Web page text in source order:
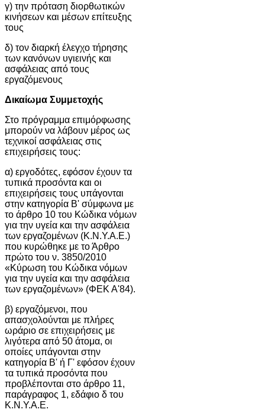
γ) την πρόταση διορθωτικών
κινήσεων και μέσων επίτευξης
τους
δ) τον διαρκή έλεγχο τήρησης
των κανόνων υγιεινής και
ασφάλειας από τους
εργαζόμενους
Δικαίωμα Συμμετοχής
Στο πρόγραμμα επιμόρφωσης
μπορούν να λάβουν μέρος ως
τεχνικοί ασφάλειας στις
επιχειρήσεις τους:
α) εργοδότες, εφόσον έχουν τα
τυπικά προσόντα και οι
επιχειρήσεις τους υπάγονται
στην κατηγορία Β' σύμφωνα με
το άρθρο 10 του Κώδικα νόμων
για την υγεία και την ασφάλεια
των εργαζομένων (Κ.Ν.Υ.Α.Ε.)
που κυρώθηκε με το Άρθρο
πρώτο του ν. 3850/2010
«Κύρωση του Κώδικα νόμων
για την υγεία και την ασφάλεια
των εργαζομένων» (ΦΕΚ Α'84).
β) εργαζόμενοι, που
απασχολούνται με πλήρες
ωράριο σε επιχειρήσεις με
λιγότερα από 50 άτομα, οι
οποίες υπάγονται στην
κατηγορία Β' ή Γ' εφόσον έχουν
τα τυπικά προσόντα που
προβλέπονται στο άρθρο 11,
παράγραφος 1, εδάφιο δ του
Κ.Ν.Υ.Α.Ε.